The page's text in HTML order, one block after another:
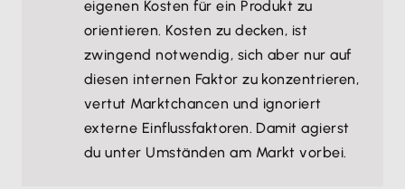
eigenen Kosten für ein Produkt zu
orientieren. Kosten zu decken, ist
zwingend notwendig, sich aber nur auf
diesen internen Faktor zu konzentrieren,
vertut Marktchancen und ignoriert
externe Einflussfaktoren. Damit agierst
du unter Umständen am Markt vorbei.